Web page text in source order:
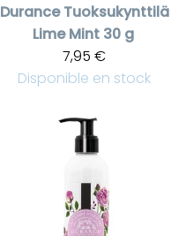
Durance Tuoksukynttilä
Lime Mint 30 g
7,95 €
Disponible en stock